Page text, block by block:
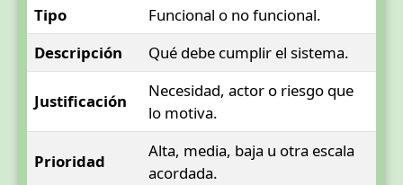
Tipo
Funcional o no funcional.
Descripción
Qué debe cumplir el sistema.
Justificación
Necesidad, actor o riesgo que
lo motiva.
Prioridad
Alta, media, baja u otra escala
acordada.